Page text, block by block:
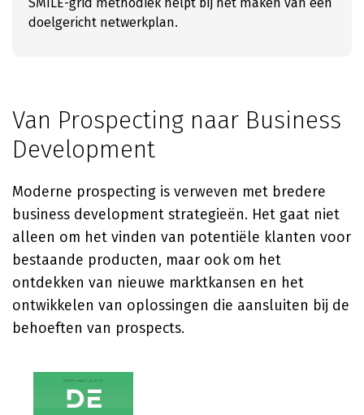
doelgericht netwerkplan.
Van Prospecting naar Business
Development
Moderne prospecting is verweven met bredere
business development strategieën. Het gaat niet
alleen om het vinden van potentiële klanten voor
bestaande producten, maar ook om het
ontdekken van nieuwe marktkansen en het
ontwikkelen van oplossingen die aansluiten bij de
behoeften van prospects.